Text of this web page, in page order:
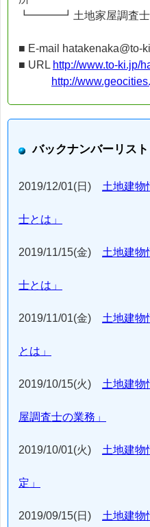
┗━━━┛土地家屋調査士
■ E-mail hatakenaka@to-
■ URL http://www.to-ki.jp/
http://
バックナンバーリスト
2019/12/01(日) 土地建
士とは」
2019/11/15(金) 土地建
士とは」
2019/11/01(金) 土地建
とは」
2019/10/15(火) 土地建
屋調査士の業務」
2019/10/01(火) 土地建
定」
2019/09/15(日) 土地建